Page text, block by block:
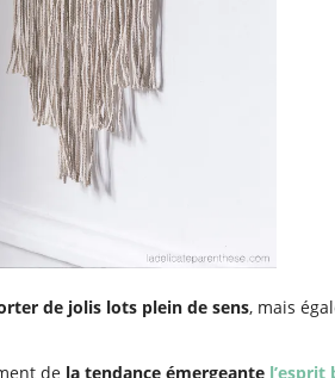
de jolis lots plein de sens, mais
de la tendance émergeante l’esprit